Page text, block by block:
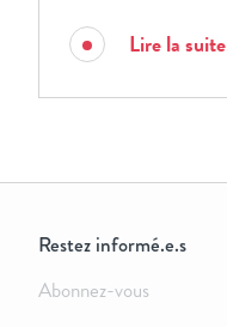
Lire la suite
Restez informé.e.s
Abonnez-vous